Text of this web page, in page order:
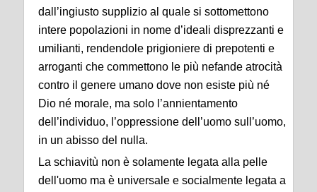
dall’ingiusto supplizio al quale si sottomettono
intere popolazioni in nome d’ideali disprezzanti e
umilianti, rendendole prigioniere di prepotenti e
arroganti che commettono le più nefande atrocità
contro il genere umano dove non esiste più né
Dio né morale, ma solo l’annientamento
dell’individuo, l’oppressione dell’uomo sull’uomo,
in un abisso del nulla.
La schiavitù non è solamente legata alla pelle
dell'uomo ma è universale e socialmente legata a